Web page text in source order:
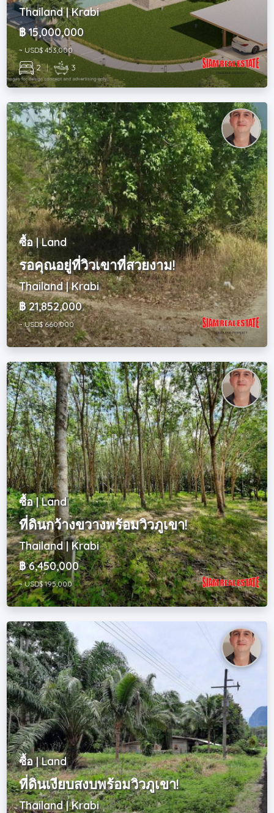
Thailand | Krabi
฿ 15,000,000
~ USD$ 453,000
2 | 3
ซื้อ | Land
รอคุณอยู่ที่วิวเขาที่สวยงาม!
Thailand | Krabi
฿ 21,852,000
~ USD$ 660,000
ซื้อ | Land
ที่ดินกว้างขวางพร้อมวิวภูเขา!
Thailand | Krabi
฿ 6,450,000
~ USD$ 195,000
ซื้อ | Land
ที่ดินเงียบสงบพร้อมวิวภูเขา!
Thailand | Krabi